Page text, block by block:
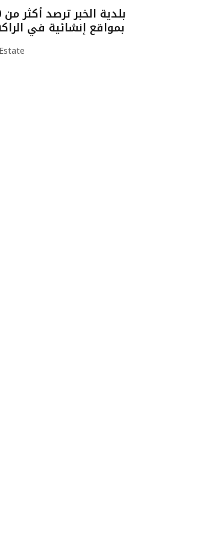
بمواقع إنشائية في